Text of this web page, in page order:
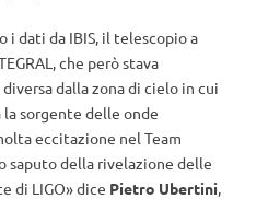
i dati da IBIS, il telescopio a
che però stava
dalla zona di cielo in cui
sorgente delle onde
eccitazione nel Team
saputo della rivelazione delle
di LIGO» dice Pietro Ubertini,